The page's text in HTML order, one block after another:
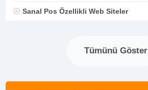
Sanal Pos Özellikli Web Siteler
Tümünü Göster